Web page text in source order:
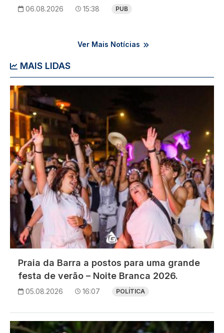
06.08.2026 15:38 PUB
Ver Mais Notícias
MAIS LIDAS
Imagem
Praia da Barra a postos para uma grande
festa de verão – Noite Branca 2026.
05.08.2026 16:07 POLÍTICA
Imagem